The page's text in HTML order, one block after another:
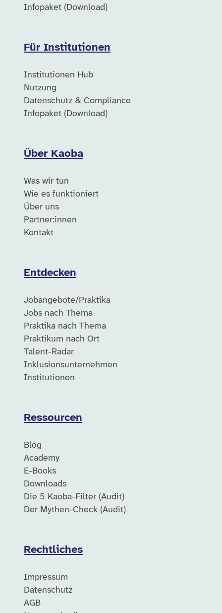
Infopaket (Download)
Für Institutionen
Institutionen Hub
Nutzung
Datenschutz & Compliance
Infopaket (Download)
Über Kaoba
Was wir tun
Wie es funktioniert
Über uns
Partner:innen
Kontakt
Entdecken
Jobangebote/Praktika
Jobs nach Thema
Praktika nach Thema
Praktikum nach Ort
Talent-Radar
Inklusionsunternehmen
Institutionen
Ressourcen
Blog
Academy
E-Books
Downloads
Die 5 Kaoba-Filter (Audit)
Der Mythen-Check (Audit)
Rechtliches
Impressum
Datenschutz
AGB